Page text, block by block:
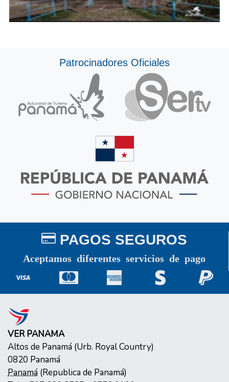
Patrocinadores Oficiales
PAGOS SEGUROS
Aceptamos diferentes servicios de pago
VER PANAMA
Altos de Panamá (Urb. Royal Country)
0820 Panamá
Panamá (Republica de Panamá)